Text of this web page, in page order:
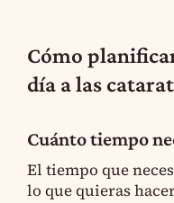
Cómo
día a las
Cuánto tiempo
El tiempo que
lo que quieras